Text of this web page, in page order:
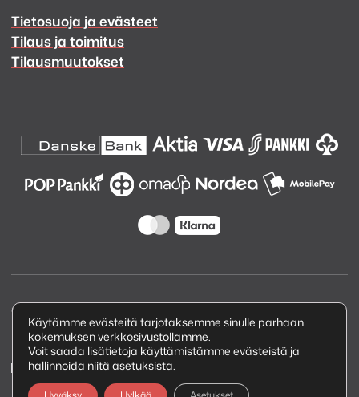
Tietosuoja ja evästeet
Tilaus ja toimitus
Tilausmuutokset
Copyright © 2026 Kuva ja Ääni Oy
Tietosuojaseloste
Käytämme evästeitä tarjotaksemme sinulle parhaan
kokemuksen verkkosivustollamme.
Voit saada lisätietoja käyttämistämme evästeistä ja
hallinnoida niitä asetuksista.